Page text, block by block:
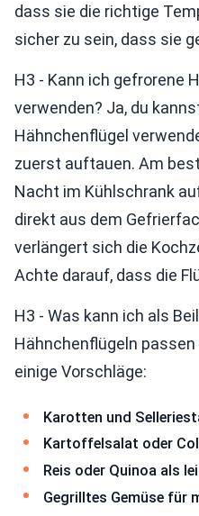
dass sie die richtige
sicher zu sein, dass sie
H3 - Kann ich gefrorene
verwenden? Ja, du
Hähnchenflügel
zuerst auftauen. Am
Nacht im Kühlschrank
direkt aus dem
verlängert sich die
Achte darauf, dass die
H3 - Was kann ich als
Hähnchenflügeln
einige Vorschläge:
Karotten und
Kartoffelsalat oder
Reis oder Quinoa als
Gegrilltes Gemüse für